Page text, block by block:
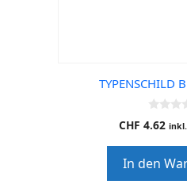
TYPENSCHILD
0
o
o
f
5
CHF 4.62 inkl.
In den